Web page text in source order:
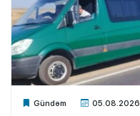
Gündəm 05.08.2026
Xalq.Online